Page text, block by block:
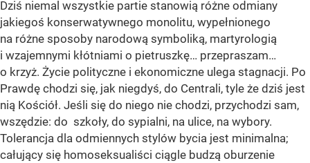
Dziś niemal wszystkie partie stanowią różne odmiany
jakiegoś konserwatywnego monolitu, wypełnionego
na różne sposoby narodową symboliką, martyrologią
i wzajemnymi kłótniami o pietruszkę… przepraszam…
o krzyż. Życie polityczne i ekonomiczne ulega stagnacji. Po
Prawdę chodzi się, jak niegdyś, do Centrali, tyle że dziś jest
nią Kościół. Jeśli się do niego nie chodzi, przychodzi sam,
wszędzie: do szkoły, do sypialni, na ulice, na wybory.
Tolerancja dla odmiennych stylów bycia jest minimalna;
całujący się homoseksualiści ciągle budzą oburzenie